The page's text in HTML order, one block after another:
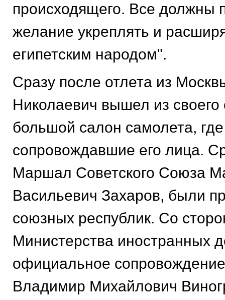
происходящего. Все должны
желание укреплять и
египетским народом".
Сразу после отлета из
Николаевич вышел из своего
большой салон самолета,
сопровождавшие его лица.
Маршал Советского Союза
Васильевич Захаров, были
союзных республик. Со
Министерства иностранных
официальное
Владимир Михайлович